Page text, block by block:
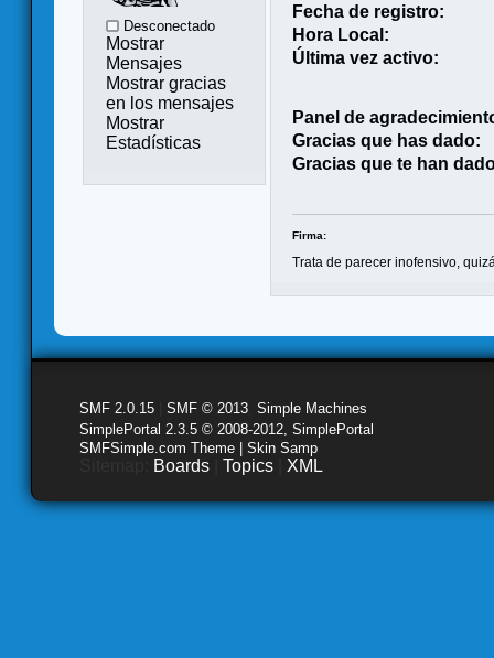
Desconectado
Mostrar
Mensajes
Mostrar gracias
en los mensajes
Mostrar
Estadísticas
Fecha de registro:
Hora Local:
Última vez activo:
Panel de
Gracias que has dado:
Gracias que te han
Firma:
Trata de parecer inofensivo,
SMF 2.0.15 SMF © 2013 Simple Machines
SimplePortal 2.3.5 © 2008-2012, SimplePortal
SMFSimple.com Theme | Skin Samp
Boards Topics XML